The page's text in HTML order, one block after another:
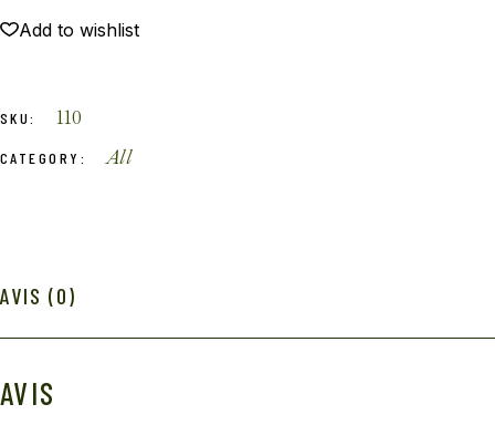
Add to wishlist
SKU: 110
CATEGORY: All
AVIS (0)
AVIS